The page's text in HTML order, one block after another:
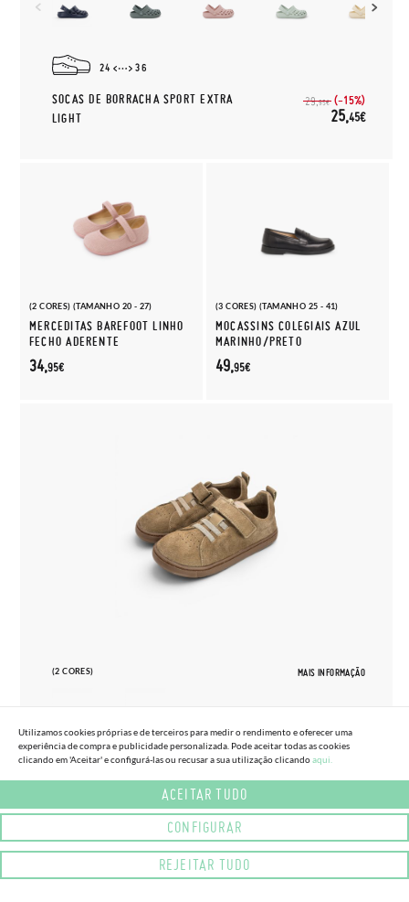
24 36
SOCAS DE BORRACHA SPORT EXTRA
LIGHT
29,95€ (-15%)
25,45€
(2 CORES) (TAMANHO 20 - 27)
MERCEDITAS BAREFOOT LINHO
FECHO ADERENTE
34,95€
(3 CORES) (TAMANHO 25 - 41)
MOCASSINS COLEGIAIS AZUL
MARINHO/PRETO
49,95€
(2 CORES) MAIS INFORMAÇÃO
33
SAPATILHAS BLANDITOS CAMURÇA
TAMANHOS GRANDES
65,95€
Utilizamos cookies próprias e de terceiros para medir o rendimento e oferecer uma
experiência de compra e publicidade personalizada. Pode aceitar todas as cookies
clicando em 'Aceitar' e configurá-las ou recusar a sua utilização clicandoaqui.
ACEITAR TUDO
CONFIGURAR
REJEITAR TUDO